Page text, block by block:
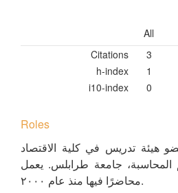
All
Citations
3
h-index
1
i10-index
0
Roles
هيئة تدريس في كلية الاقتصاد
المحاسبة، جامعة طرابلس. يعمل
محاضرًا فيها منذ عام ٢٠٠٠.